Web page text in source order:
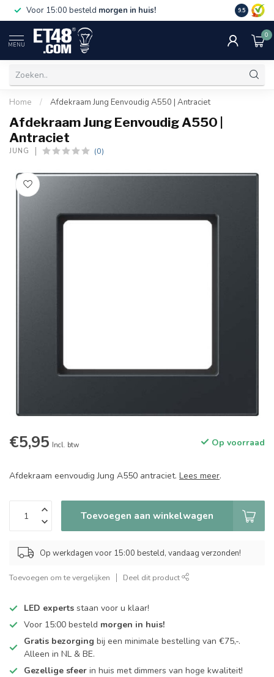
Voor 15:00 besteld morgen in huis! Gratis
€75,-.
9.5
MENU
0
Home / Afdekraam Jung Eenvoudig A550 | Antraciet
Afdekraam Jung Eenvoudig A550 |
Antraciet
JUNG (0)
€5,95 Incl. btw Op voorraad
Afdekraam eenvoudig Jung A550 antraciet. Lees meer.
Toevoegen aan winkelwagen
Op werkdagen voor 15:00 besteld, vandaag verzonden!
Toevoegen om te vergelijken Deel dit product
LED experts staan voor u klaar!
Voor 15:00 besteld morgen in huis!
Gratis bezorging bij een minimale bestelling van €75,-.
Alleen in NL & BE.
Gezellige sfeer in huis met dimmers van hoge kwaliteit!